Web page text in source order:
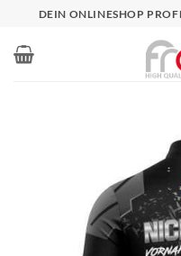
springen
DEIN ONLINESHOP